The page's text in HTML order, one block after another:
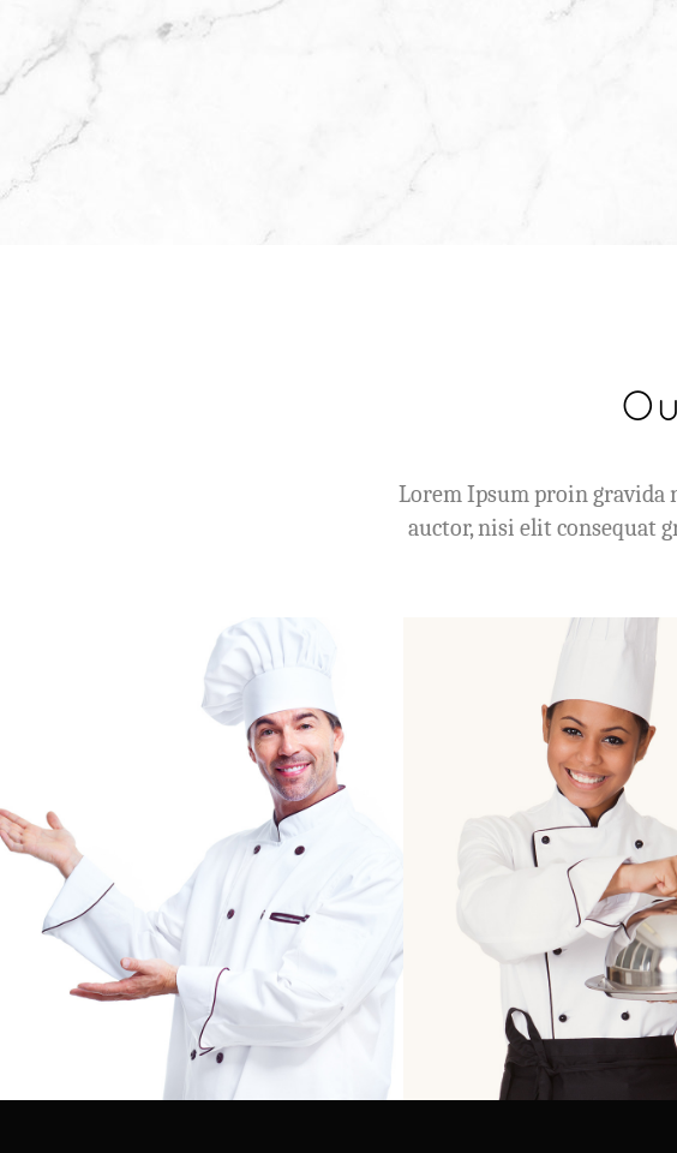
Lorem Ipsum proin
auctor, nisi elit consequat